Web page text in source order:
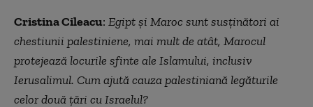
Cristina Cileacu: Egipt și Maroc sunt susținători ai
chestiunii palestiniene, mai mult de atât, Marocul
protejează locurile sfinte ale Islamului, inclusiv
Ierusalimul. Cum ajută cauza palestiniană legăturile
celor două ţări cu Israelul?